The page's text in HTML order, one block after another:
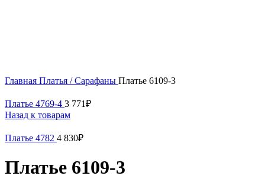
Главная Платья / Сарафаны Платье 6109-3
Платье 4769-4 3 771₽
Назад к товарам
Платье 4782 4 830₽
Платье 6109-3